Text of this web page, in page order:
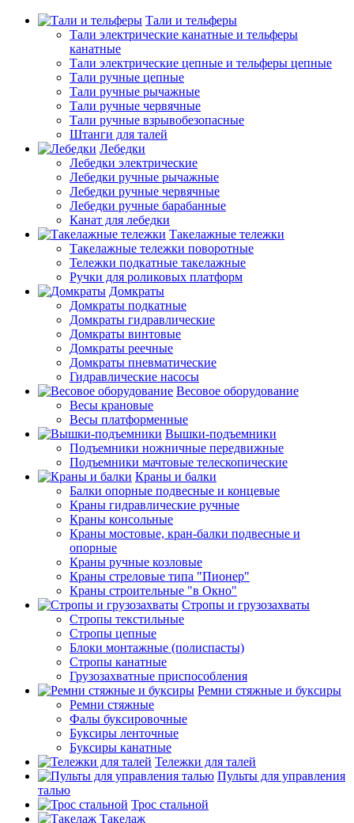
Тали и тельферы
Тали электрические канатные и тельферы
канатные
Тали электрические цепные и тельферы цепные
Тали ручные цепные
Тали ручные рычажные
Тали ручные червячные
Тали ручные взрывобезопасные
Штанги для талей
Лебедки
Лебедки электрические
Лебедки ручные рычажные
Лебедки ручные червячные
Лебедки ручные барабанные
Канат для лебедки
Такелажные тележки
Такелажные тележки поворотные
Тележки подкатные такелажные
Ручки для роликовых платформ
Домкраты
Домкраты подкатные
Домкраты гидравлические
Домкраты винтовые
Домкраты реечные
Домкраты пневматические
Гидравлические насосы
Весовое оборудование
Весы крановые
Весы платформенные
Вышки-подъемники
Подъемники ножничные передвижные
Подъемники мачтовые телескопические
Краны и балки
Балки опорные подвесные и концевые
Краны гидравлические ручные
Краны консольные
Краны мостовые, кран-балки подвесные и
опорные
Краны ручные козловые
Краны стреловые типа "Пионер"
Краны строительные "в Окно"
Стропы и грузозахваты
Стропы текстильные
Стропы цепные
Блоки монтажные (полиспасты)
Стропы канатные
Грузозахватные приспособления
Ремни стяжные и буксиры
Ремни стяжные
Фалы буксировочные
Буксиры ленточные
Буксиры канатные
Тележки для талей
Пульты для управления
талью
Трос стальной
Такелаж